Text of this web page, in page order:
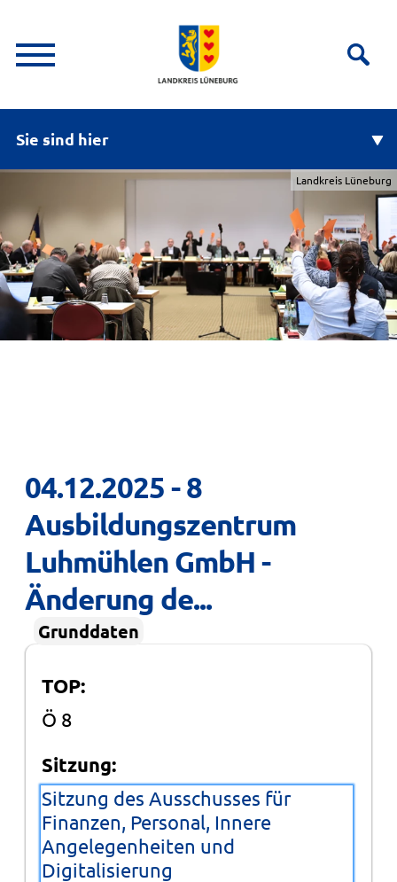
Sie sind hier
Landkreis Lüneburg
04.12.2025 - 8
Ausbildungszentrum
Luhmühlen GmbH -
Änderung de...
Grunddaten
TOP:
Ö 8
Sitzung:
Sitzung des Ausschusses für
Finanzen, Personal, Innere
Angelegenheiten und
Digitalisierung